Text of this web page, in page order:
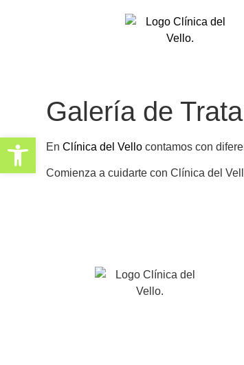
Galería de
En Clínica del Vello contamos con
Comienza a cuidarte con Clínica del
Abrir barra de herramientas